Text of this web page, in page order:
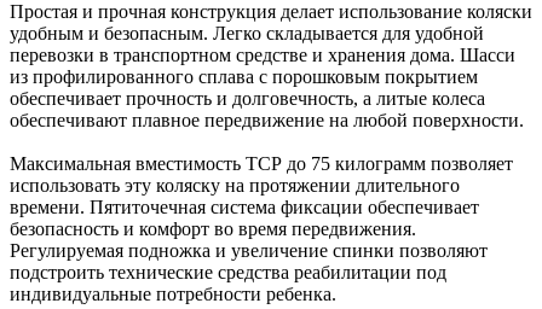
Простая и прочная конструкция делает использование коляски
удобным и безопасным. Легко складывается для удобной
перевозки в транспортном средстве и хранения дома. Шасси
из профилированного сплава с порошковым покрытием
обеспечивает прочность и долговечность, а литые колеса
обеспечивают плавное передвижение на любой поверхности.
Максимальная вместимость ТСР до 75 килограмм позволяет
использовать эту коляску на протяжении длительного
времени. Пятиточечная система фиксации обеспечивает
безопасность и комфорт во время передвижения.
Регулируемая подножка и увеличение спинки позволяют
подстроить технические средства реабилитации под
индивидуальные потребности ребенка.